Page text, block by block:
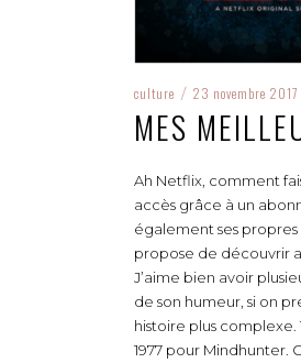
culture / 23 novembre 2017
MES
Ah Netflix, comment
accès grâce à un
également ses
propose de découvrir
J’aime bien avoir
de son humeur, si on
histoire plus complexe.
1977 pour Mindhunter.